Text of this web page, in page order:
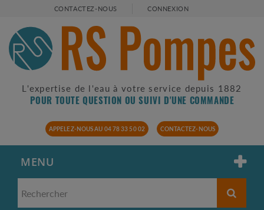
CONTACTEZ-NOUS CONNEXION
L'expertise de l'eau à votre service depuis 1882
POUR TOUTE QUESTION OU SUIVI D'UNE COMMANDE
APPELEZ-NOUS AU 04 78 33 50 02 CONTACTEZ-NOUS
MENU